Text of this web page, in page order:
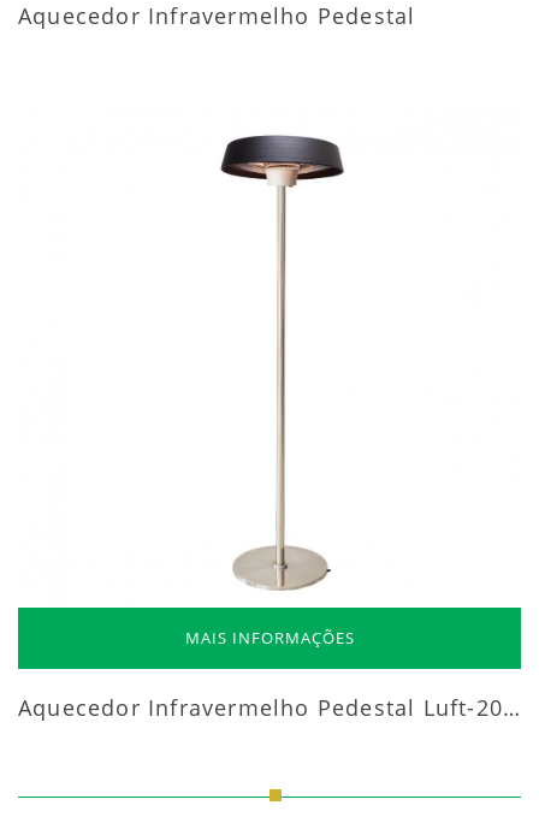
Aquecedor Infravermelho Pedestal
MAIS INFORMAÇÕES
Aquecedor Infravermelho Pedestal Luft-20000